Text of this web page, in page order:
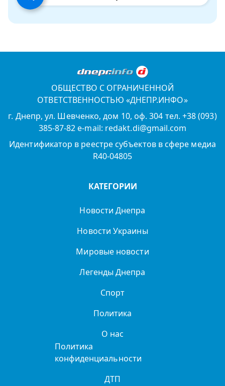
ОБЩЕСТВО С ОГРАНИЧЕННОЙ
ОТВЕТСТВЕННОСТЬЮ «ДНЕПР.ИНФО»
г. Днепр, ул. Шевченко, дом 10, оф. 304 тел. +38 (093)
385-87-82 e-mail: redakt.di@gmail.com
Идентификатор в реестре субъектов в сфере медиа
R40-04805
КАТЕГОРИИ
Новости Днепра
Новости Украины
Мировые новости
Легенды Днепра
Спорт
Политика
О нас
Политика
конфиденциальности
ДТП